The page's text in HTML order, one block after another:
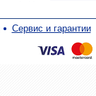
Сервис и гарантии